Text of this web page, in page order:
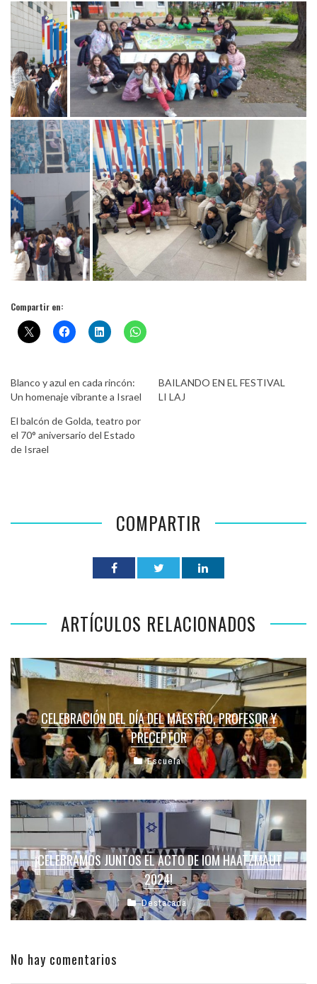
Compartir en:
Blanco y azul en cada rincón:
Un homenaje vibrante a Israel
BAILANDO EN EL FESTIVAL
LI LAJ
El balcón de Golda, teatro por
el 70° aniversario del Estado
de Israel
COMPARTIR
ARTÍCULOS RELACIONADOS
CELEBRACIÓN DEL DÍA DEL MAESTRO, PROFESOR Y
PRECEPTOR
Escuela
¡CELEBRAMOS JUNTOS EL ACTO DE IOM HAATZMAUT
2024!
Destacada
No hay comentarios